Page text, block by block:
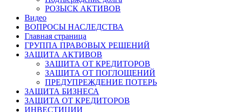
РОЗЫСК АКТИВОВ
Видео
ВОПРОСЫ НАСЛЕДСТВА
Главная страница
ГРУППА ПРАВОВЫХ РЕШЕНИЙ
ЗАЩИТА АКТИВОВ
ЗАЩИТА ОТ КРЕДИТОРОВ
ЗАЩИТА ОТ ПОГЛОЩЕНИЙ
ПРЕДУПРЕЖДЕНИЕ ПОТЕРЬ
ЗАЩИТА БИЗНЕСА
ЗАЩИТА ОТ КРЕДИТОРОВ
ИНВЕСТИЦИИ